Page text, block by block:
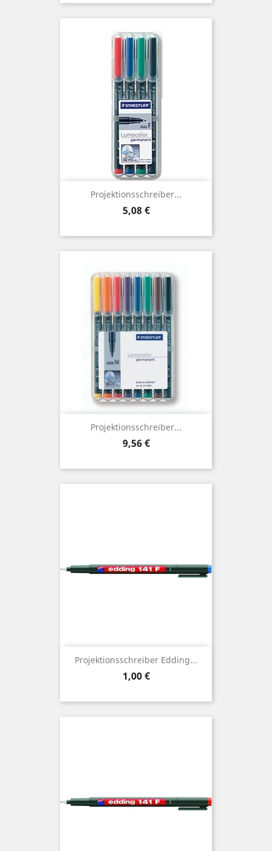
Projektionsschreiber...
Preis
5,08 €
Projektionsschreiber...
Preis
9,56 €
Projektionsschreiber Edding...
Preis
1,00 €